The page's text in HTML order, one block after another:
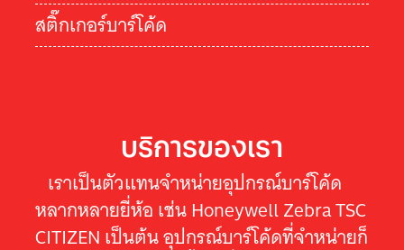
สติ๊กเกอร์บาร์โค้ด
บริการของเรา
เราเป็นตัวแทนจำหน่ายอุปกรณ์บาร์โค้ด
หลากหลายยี่ห้อ เช่น Honeywell Zebra TSC
CITIZEN เป็นต้น อุปกรณ์บาร์โค้ดที่จำหน่ายก็